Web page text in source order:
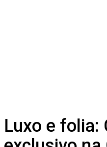
Luxo e folia: